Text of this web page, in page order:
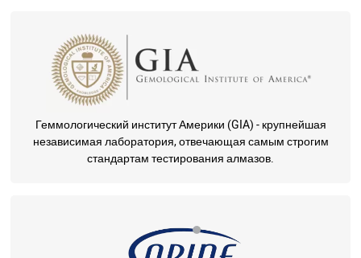
Геммологический институт Америки (GIA) - крупнейшая
независимая лаборатория, отвечающая самым строгим
стандартам тестирования алмазов.